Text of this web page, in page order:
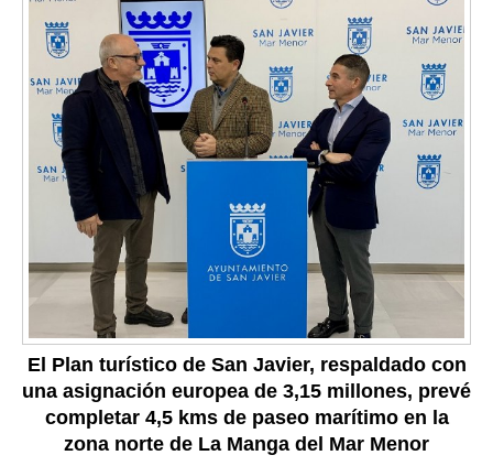
El Plan turístico de San Javier, respaldado con
una asignación europea de 3,15 millones, prevé
completar 4,5 kms de paseo marítimo en la
zona norte de La Manga del Mar Menor